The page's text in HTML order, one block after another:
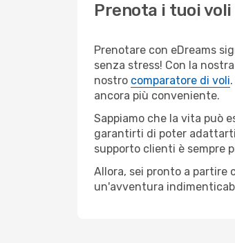
Prenota i tuoi
Prenotare con eDreams
senza stress! Con la
nostro comparatore di voli
ancora più conveniente.
Sappiamo che la vita può
garantirti di poter adattarti
supporto clienti è sempre
Allora, sei pronto a partire
un'avventura